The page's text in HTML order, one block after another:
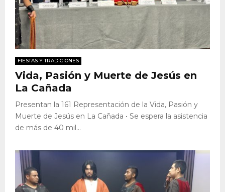
FIESTAS Y TRADICIONES
Vida, Pasión y Muerte de Jesús en
La Cañada
Presentan la 161 Representación de la Vida, Pasión y
Muerte de Jesús en La Cañada • Se espera la asistencia
de más de 40 mil...